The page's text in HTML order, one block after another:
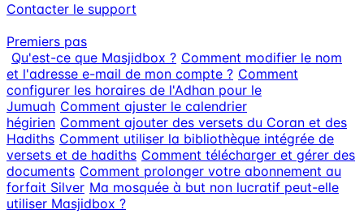
Contacter le support
Premiers pas
Qu'est-ce que Masjidbox ? Comment modifier le nom
et l'adresse e-mail de mon compte ? Comment
configurer les horaires de l'Adhan pour le
Jumuah Comment ajuster le calendrier
hégirien Comment ajouter des versets du Coran et des
Hadiths Comment utiliser la bibliothèque intégrée de
versets et de hadiths Comment télécharger et gérer des
documents Comment prolonger votre abonnement au
forfait Silver Ma mosquée à but non lucratif peut-elle
utiliser Masjidbox ?